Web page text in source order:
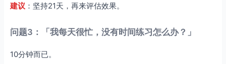
建议 ：坚持21天，再来评估效果。
问题3：「我每天很忙，没有时间练习怎么办？」
10分钟而已。